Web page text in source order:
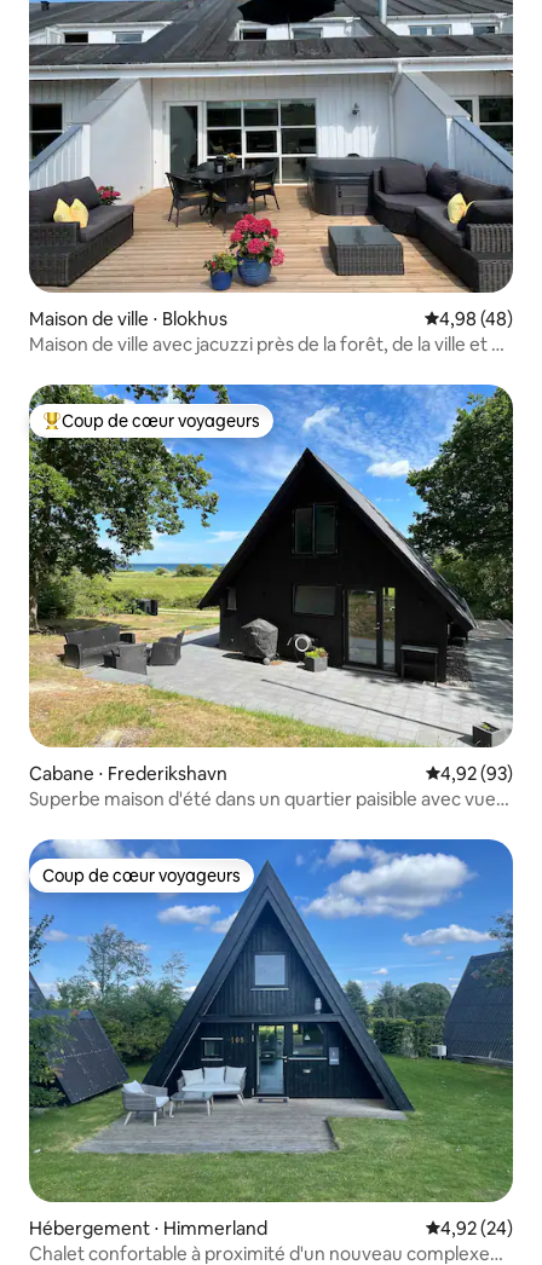
Maison de ville ⋅ Blokhus Évaluation
4,98 (48)
Maison de ville avec jacuzzi près de la forêt, de la ville et de
Coups de cœur voyageurs les plus appréciés
Coup de cœur voyageurs
Cabane ⋅ Frederikshavn Évaluation
4,92 (93)
Superbe maison d'été dans un quartier paisible avec vue
Coup de cœur voyageurs
Coup de cœur voyageurs
Hébergement ⋅ Himmerland Évaluation
4,92 (24)
Chalet confortable à proximité d'un nouveau complexe